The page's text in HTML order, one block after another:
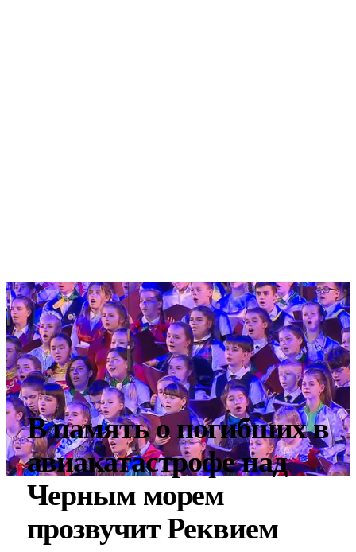
В память о погибших в
авиакатастрофе над
Черным морем
прозвучит Реквием